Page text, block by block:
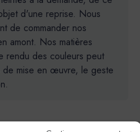
d'une reprise. Nous
de commander nos
amont. Nos matières
rendu des couleurs peut
de mise en œuvre, le geste